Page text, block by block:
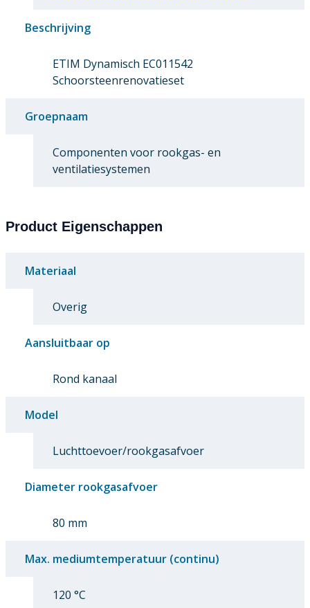
Beschrijving
ETIM Dynamisch EC011542
Schoorsteenrenovatieset
Groepnaam
Componenten voor rookgas- en
ventilatiesystemen
Product Eigenschappen
Materiaal
Overig
Aansluitbaar op
Rond kanaal
Model
Luchttoevoer/rookgasafvoer
Diameter rookgasafvoer
80 mm
Max. mediumtemperatuur (continu)
120 °C